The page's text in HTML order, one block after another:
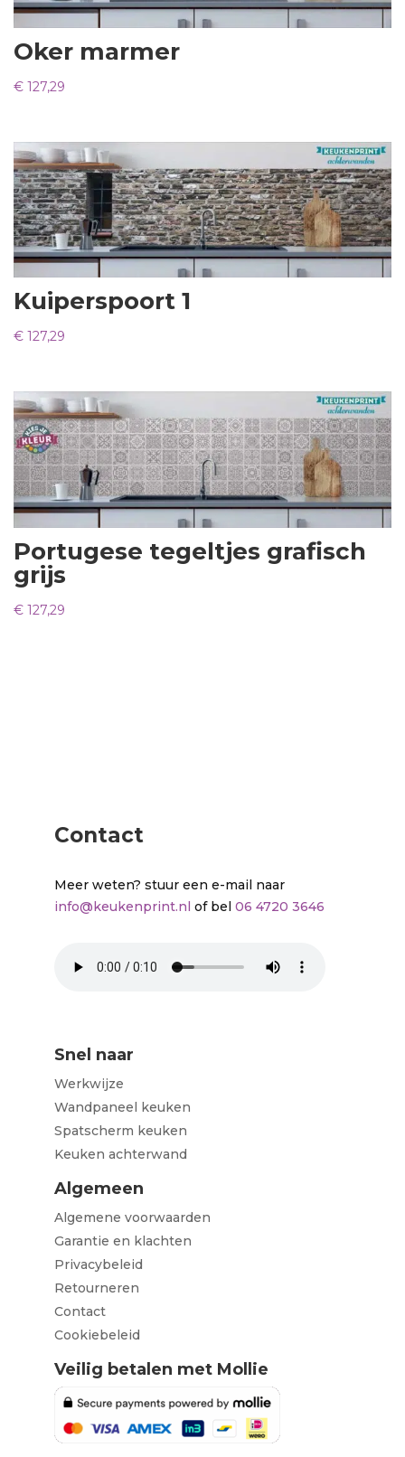
Oker marmer
€ 127,29
Kuiperspoort 1
€ 127,29
Portugese tegeltjes grafisch
grijs
€ 127,29
Contact
Meer weten? stuur een e-mail naar
info@keukenprint.nl of bel 06 4720 3646
Snel naar
Werkwijze
Wandpaneel keuken
Spatscherm keuken
Keuken achterwand
Algemeen
Algemene voorwaarden
Garantie en klachten
Privacybeleid
Retourneren
Contact
Cookiebeleid
Veilig betalen met Mollie